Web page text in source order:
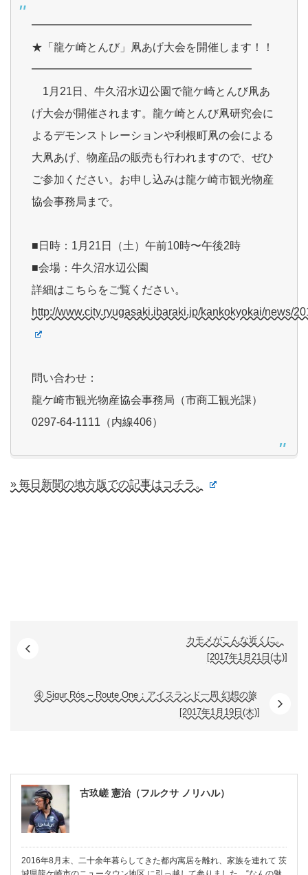
━━━━━━━━━━━━━━━━━━━━
★「龍ケ崎とんび」凧あげ大会を開催します！！
━━━━━━━━━━━━━━━━━━━━
1月21日、牛久沼水辺公園で龍ケ崎とんび凧あ
げ大会が開催されます。龍ケ崎とんび凧研究会に
よるデモンストレーションや利根町凧の会による
大凧あげ、物産品の販売も行われますので、ぜひ
ご参加ください。お申し込みは龍ケ崎市観光物産
協会事務局まで。
■日時：1月21日（土）午前10時〜午後2時
■会場：牛久沼水辺公園
詳細はこちらをご覧ください。
http://www.city.ryugasaki.ibaraki.jp/kankokyokai/news/
問い合わせ：
龍ケ崎市観光物産協会事務局（市商工観光課）
0297-64-1111（内線406）
» 毎日新聞の地方版での記事はコチラ。
カモメがこんな近くに。
[2017年1月21日(土)]
④ Sigur Rós – Route One：アイスランド一周 幻想の旅
[2017年1月19日(木)]
古玖嵯 憲治（フルクサ ノリハル）
2016年8月末、二十余年暮らしてきた都内寓居を離れ、家族を連れて 茨